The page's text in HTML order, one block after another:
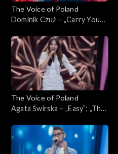
The Voice of Poland
Dominik Czuż – „Carry You
Poland”, Przesłuchania w
ciemno, 4 października 2025
The Voice of Poland
Agata Świrska – „Easy”; „The
Przesłuchania w ciemno, 4
października 2025